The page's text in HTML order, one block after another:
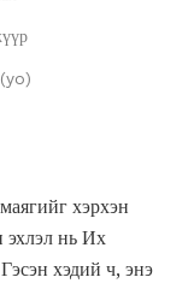
хэрхэн
эхлэл нь Их
хэдий ч, энэ